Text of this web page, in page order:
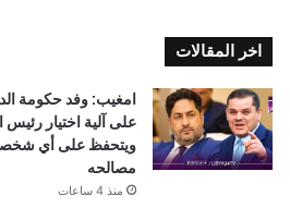
اخر المقالات
امغيب: وفد حكومة
على آلية اختيار رئيس
ويتحفظ على أي
مصالحه
منذ 4 ساعات